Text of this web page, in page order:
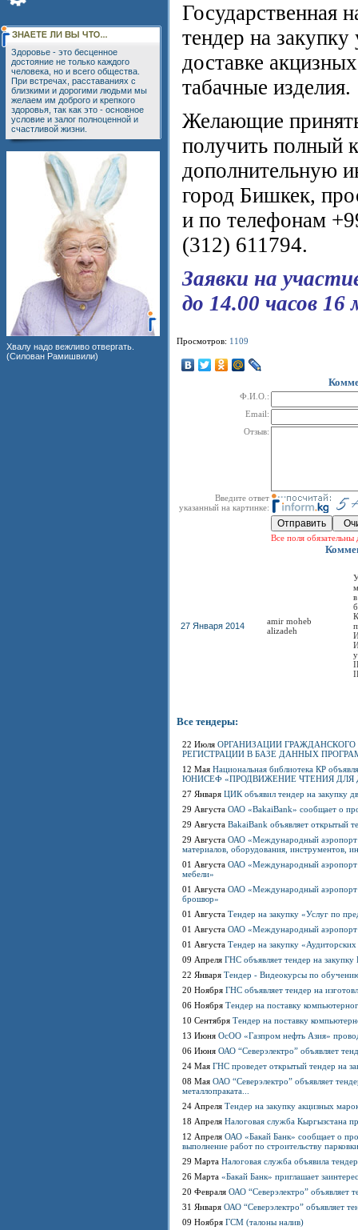
Здоровье - это бесценное
достояние не только каждого
человека, но и всего общества.
При встречах, расставаниях с
близкими и дорогими людьми мы
желаем им доброго и крепкого
здоровья, так как это - основное
условие и залог полноценной и
счастливой жизни.
Хвалу надо вежливо отвергать.
(Силован Рамишвили)
Государственная
тендер на
доставке
табачные изделия.
Желающие
получить полный
дополнительную
город Бишкек,
и по телефонам
(312) 611794.
Заявки на
до 14.00 часов 16
Просмотров: 1109
Ф.И.О.:
Email:
Отзыв:
Введите ответ
указанный на картинке:
Все поля обязательны
27 Января 2014
amir moheb
alizadeh
Все тендеры:
22 Июля ОРГАНИЗАЦИИ
РЕГИСТРАЦИИ В БАЗЕ ДАННЫХ
12 Мая Национальная библиотека КР
ЮНИСЕФ «ПРОДВИЖЕНИЕ ЧТЕНИЯ ДЛЯ
27 Января ЦИК объявил тендер на закупку
29 Августа ОАО «BakaiBank» сообщает о
29 Августа BakaiBank объявляет открытый
29 Августа ОАО «Международный аэропорт
материалов, оборудования, инструментов,
01 Августа ОАО «Международный аэропорт
мебели»
01 Августа ОАО «Международный аэропорт
брошюр»
01 Августа Тендер на закупку «Услуг по
01 Августа ОАО «Международный аэропорт
01 Августа Тендер на закупку «Аудиторских
09 Апреля ГНС объявляет тендер на
22 Января Тендер - Видеокурсы по
20 Ноября ГНС объявляет тендер на
06 Ноября Тендер на поставку
10 Сентября Тендер на поставку
13 Июня ОсОО «Газпром нефть Азия»
06 Июня ОАО “Северэлектро” объявляет
24 Мая ГНС проведет открытый тендер на
08 Мая ОАО “Северэлектро” объявляет
металлопраката...
24 Апреля Тендер на закупку акцизных
18 Апреля Налоговая служба Кыргызстана
12 Апреля ОАО «Бакай Банк» сообщает о
выполнение работ по строительству парковки
29 Марта Налоговая служба объявила
26 Марта «Бакай Банк» приглашает
20 Февраля ОАО “Северэлектро” объявляет
31 Января ОАО “Северэлектро” объявляет
09 Ноября ГСМ (талоны налив)